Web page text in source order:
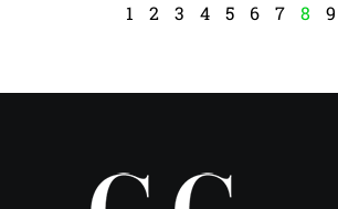
1 2 3 4 5 6 7 8 9